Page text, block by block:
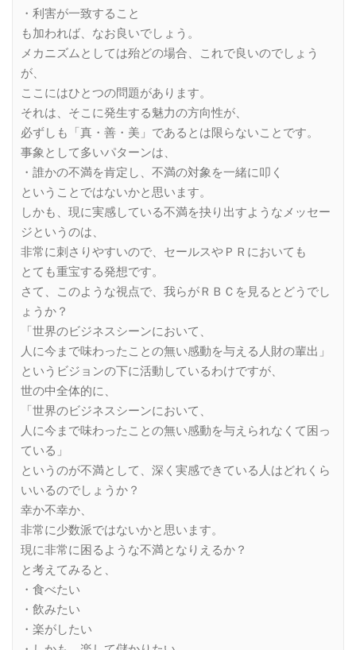
・利害が一致すること
も加われば、なお良いでしょう。
メカニズムとしては殆どの場合、これで良いのでしょう
が、
ここにはひとつの問題があります。
それは、そこに発生する魅力の方向性が、
必ずしも「真・善・美」であるとは限らないことです。
事象として多いパターンは、
・誰かの不満を肯定し、不満の対象を一緒に叩く
ということではないかと思います。
しかも、現に実感している不満を抉り出すようなメッセー
ジというのは、
非常に刺さりやすいので、セールスやＰＲにおいても
とても重宝する発想です。
さて、このような視点で、我らがＲＢＣを見るとどうでし
ょうか？
「世界のビジネスシーンにおいて、
人に今まで味わったことの無い感動を与える人財の輩出」
というビジョンの下に活動しているわけですが、
世の中全体的に、
「世界のビジネスシーンにおいて、
人に今まで味わったことの無い感動を与えられなくて困っ
ている」
というのが不満として、深く実感できている人はどれくら
いいるのでしょうか？
幸か不幸か、
非常に少数派ではないかと思います。
現に非常に困るような不満となりえるか？
と考えてみると、
・食べたい
・飲みたい
・楽がしたい